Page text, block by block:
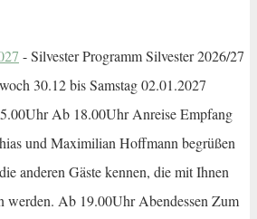
-Silvester Programm Silvester 2026/27
30.12 bis Samstag 02.01.2027
Ab 18.00Uhr Anreise Empfang
und Maximilian Hoffmann begrüßen
anderen Gäste kennen, die mit Ihnen
werden. Ab 19.00Uhr Abendessen Zum